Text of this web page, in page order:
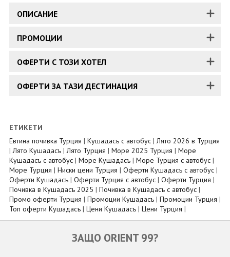
ОПИСАНИЕ
ПРОМОЦИИ
ОФЕРТИ С ТОЗИ ХОТЕЛ
ОФЕРТИ ЗА ТАЗИ ДЕСТИНАЦИЯ
ЕТИКЕТИ
Евтина почивка Турция | Кушадасъ с автобус | Лято 2026 в Турция
| Лято Кушадасъ | Лято Турция | Море 2025 Турция | Море
Кушадасъ с автобус | Море Кушадасъ | Море Турция с автобус |
Море Турция | Ниски цени Турция | Оферти Кушадасъ с автобус |
Оферти Кушадасъ | Оферти Турция с автобус | Оферти Турция |
Почивка в Кушадасъ 2025 | Почивка в Кушадасъ с автобус |
Промо оферти Турция | Промоции Кушадасъ | Промоции Турция |
Топ оферти Кушадасъ | Цени Кушадасъ | Цени Турция |
ЗАЩО ORIENT 99?